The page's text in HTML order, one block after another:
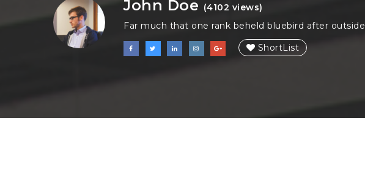
John Doe (4102 views)
Far much that one rank beheld bluebird after outside
ShortList